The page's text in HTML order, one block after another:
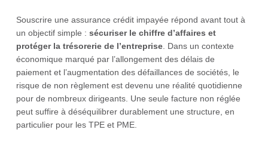
Souscrire une assurance crédit impayée répond avant tout à
un objectif simple : sécuriser le chiffre d’affaires et
protéger la trésorerie de l’entreprise . Dans un contexte
économique marqué par l’allongement des délais de
paiement et l’augmentation des défaillances de sociétés, le
risque de non règlement est devenu une réalité quotidienne
pour de nombreux dirigeants. Une seule facture non réglée
peut suffire à déséquilibrer durablement une structure, en
particulier pour les TPE et PME.